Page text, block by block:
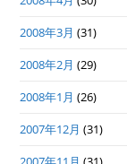
2008年3月 (31)
2008年2月 (29)
2008年1月 (26)
2007年12月 (31)